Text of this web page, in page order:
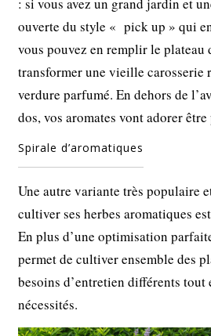
: si vous avez un grand jardin et
ouverte du style « pick up » qui
vous pouvez en remplir le plateau
transformer une vieille carosserie
verdure parfumé. En dehors de
dos, vos aromates vont adorer
Spirale d’aromatiques
Une autre variante très populaire
cultiver ses herbes aromatiques
En plus d’une optimisation
permet de cultiver ensemble des
besoins d’entretien différents tout
nécessités.